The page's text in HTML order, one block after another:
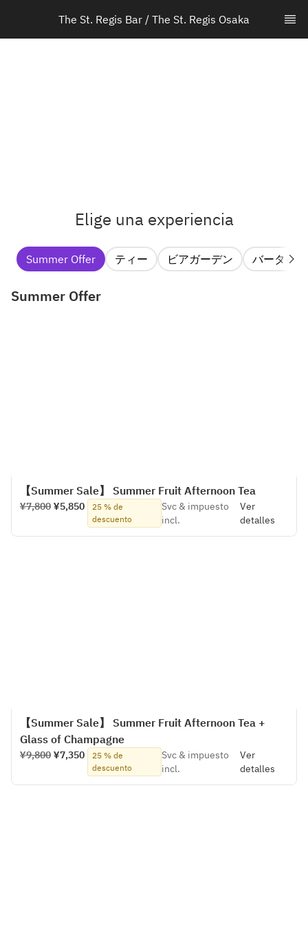
The St. Regis Bar / The St. Regis Osaka
Elige una experiencia
Summer Offer ティー ビアガーデン バータイム
Summer Offer
【Summer Sale】 Summer Fruit Afternoon Tea
¥7,800 ¥5,850
25 % de
descuento
Svc & impuesto
incl.
Ver
detalles
【Summer Sale】 Summer Fruit Afternoon Tea +
Glass of Champagne
¥9,800 ¥7,350
25 % de
descuento
Svc & impuesto
incl.
Ver
detalles